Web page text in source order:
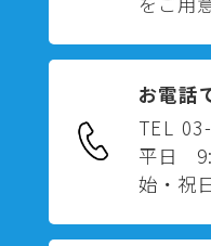
お電話
TEL
平日
始・祝